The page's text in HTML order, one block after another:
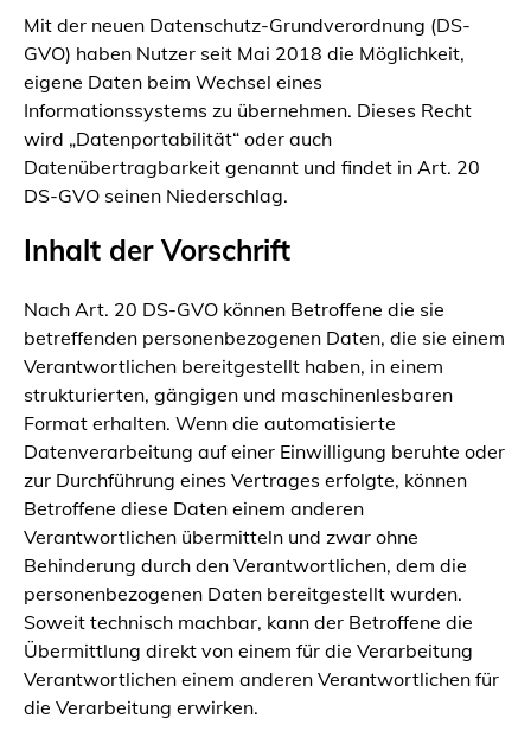
Mit der neuen Datenschutz-Grundverordnung (DS-
GVO) haben Nutzer seit Mai 2018 die Möglichkeit,
eigene Daten beim Wechsel eines
Informationssystems zu übernehmen. Dieses Recht
wird „Datenportabilität“ oder auch
Datenübertragbarkeit genannt und findet in Art. 20
DS-GVO seinen Niederschlag.
Inhalt der Vorschrift
Nach Art. 20 DS-GVO können Betroffene die sie
betreffenden personenbezogenen Daten, die sie einem
Verantwortlichen bereitgestellt haben, in einem
strukturierten, gängigen und maschinenlesbaren
Format erhalten. Wenn die automatisierte
Datenverarbeitung auf einer Einwilligung beruhte oder
zur Durchführung eines Vertrages erfolgte, können
Betroffene diese Daten einem anderen
Verantwortlichen übermitteln und zwar ohne
Behinderung durch den Verantwortlichen, dem die
personenbezogenen Daten bereitgestellt wurden.
Soweit technisch machbar, kann der Betroffene die
Übermittlung direkt von einem für die Verarbeitung
Verantwortlichen einem anderen Verantwortlichen für
die Verarbeitung erwirken.